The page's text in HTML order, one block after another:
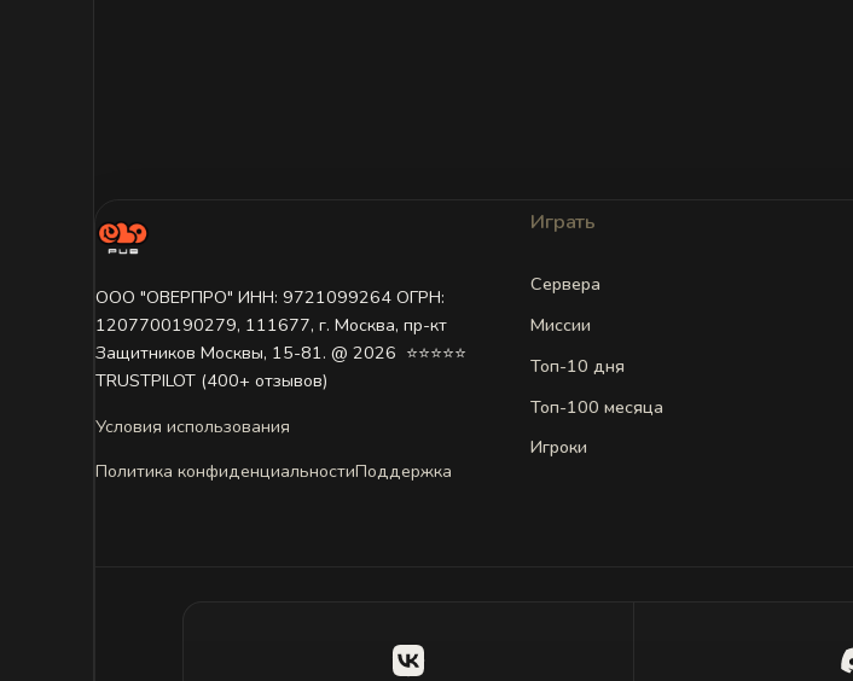
ООО "ОВЕРПРО" ИНН: 9721099264 ОГРН:
1207700190279, 111677, г. Москва, пр-кт
Защитников Москвы, 15-81. @ 2026 ㅤ ⭐⭐⭐⭐⭐
TRUSTPILOT (400+ отзывов)
Условия использования
Политика конфиденциальностиПоддержка
Играть
Сервера
Миссии
Топ-10 дня
Топ-100 месяца
Игроки